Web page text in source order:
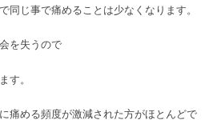
同じ事で痛めることは少なくなります。
を失うので
す。
痛める頻度が激減された方がほとんどで